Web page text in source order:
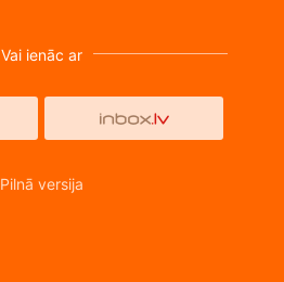
Vai ienāc ar
Pilnā versija